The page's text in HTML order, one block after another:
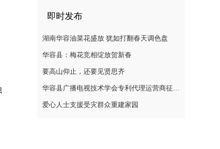
即时发布
湖南华容油菜花盛放 犹如打翻春天调色盘
华容县：梅花竞相绽放贺新春
要高山仰止，还要见贤思齐
华容县广播电视技术学会专利代理运营商征集公告
爱心人士支援受灾群众重建家园